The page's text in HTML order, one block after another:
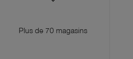
Plus de 70 magasins